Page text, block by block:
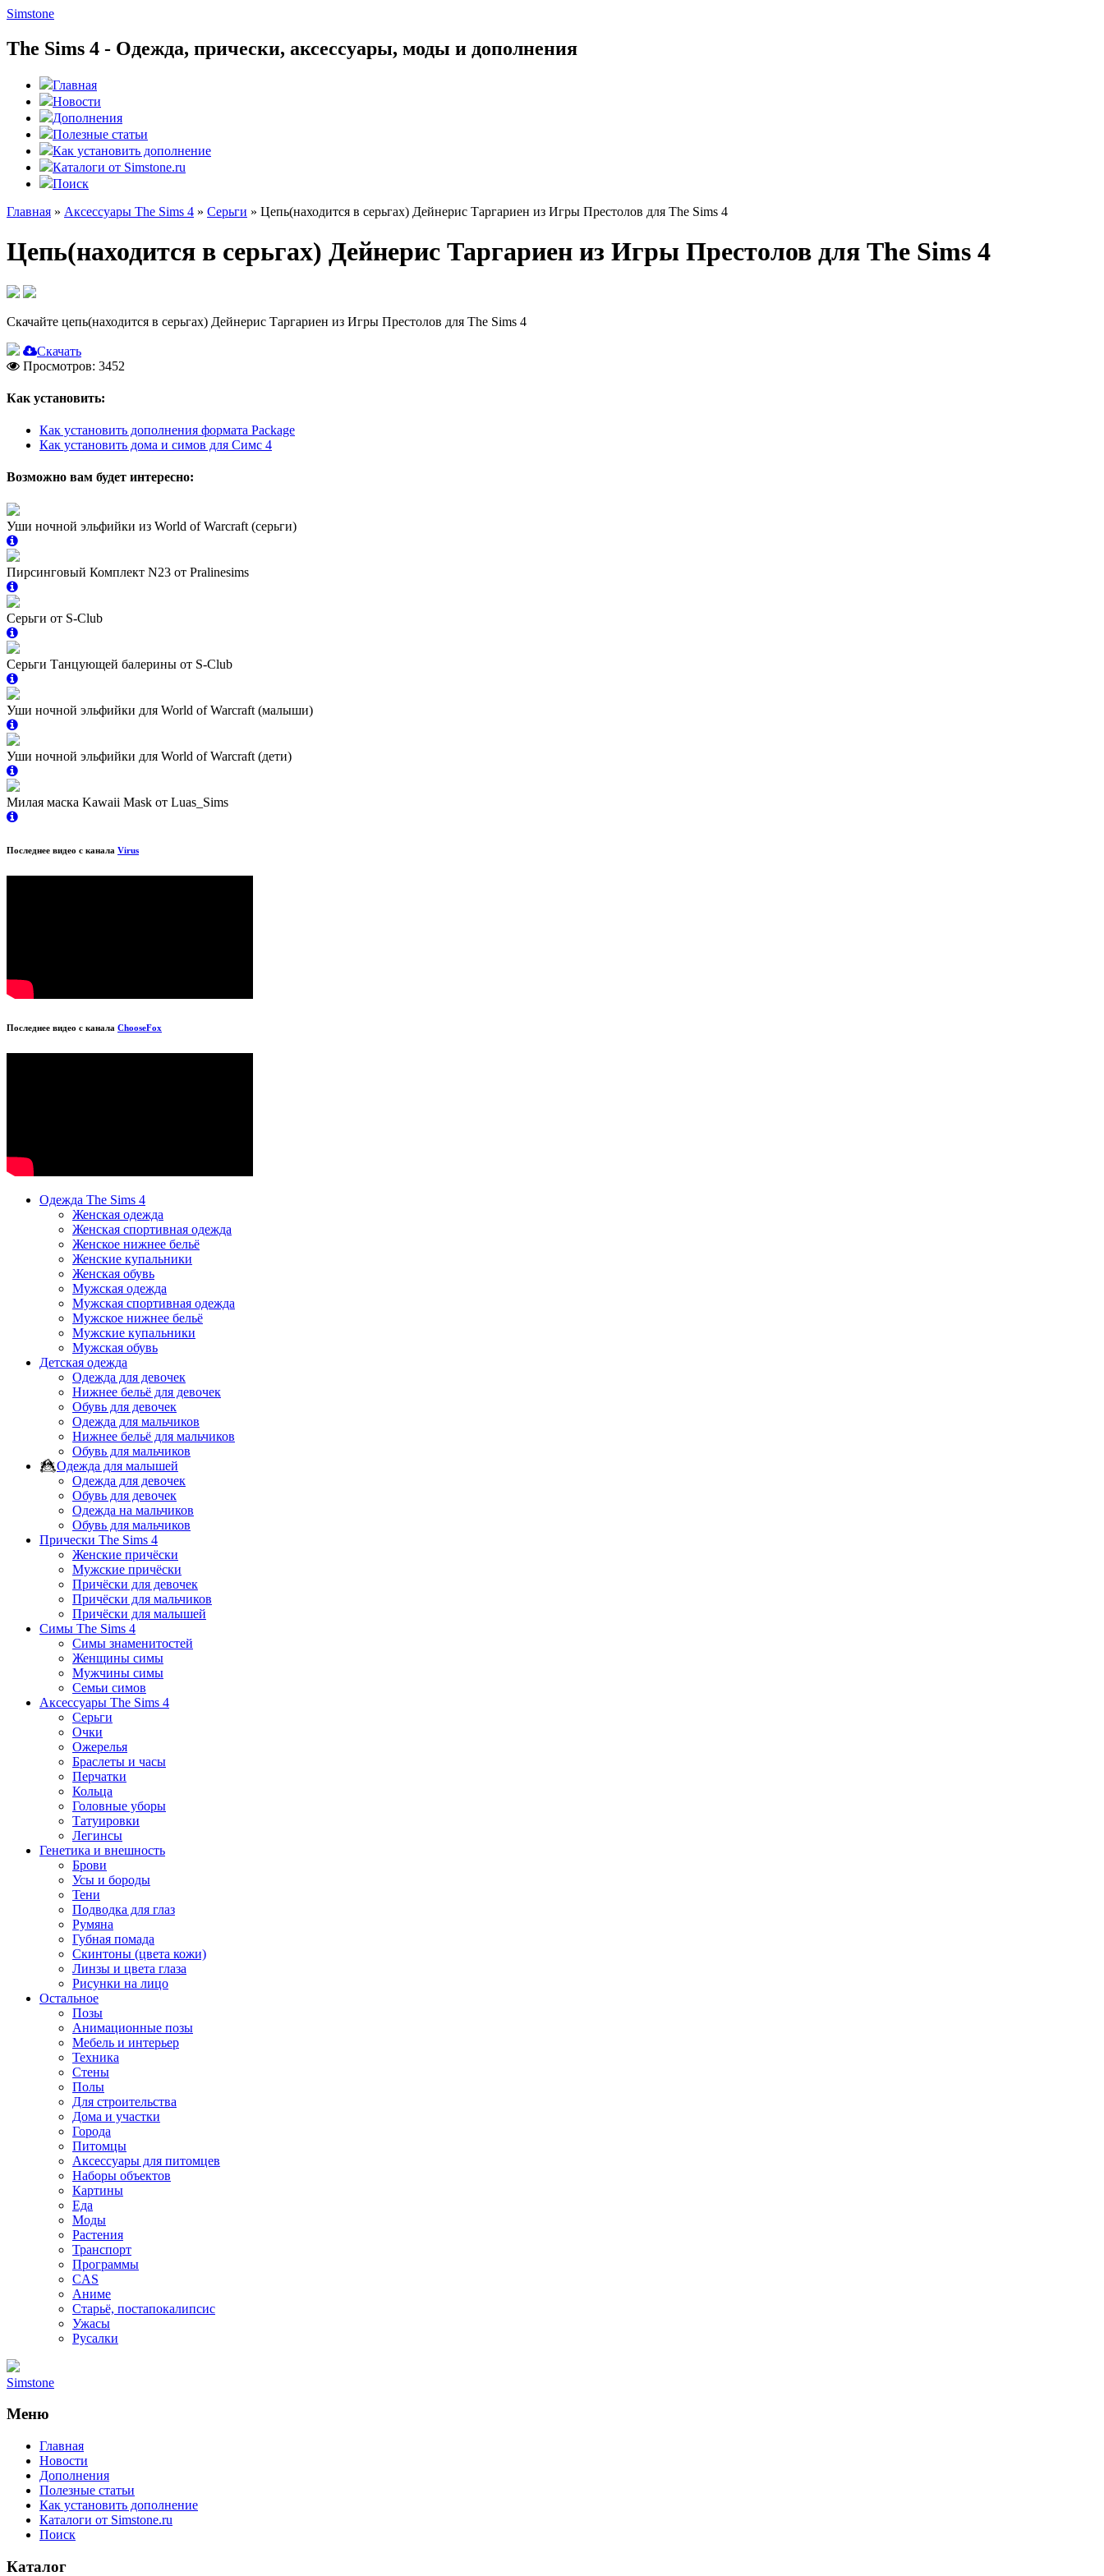
Simstone
The Sims 4 - Одежда, прически, аксессуары, моды и дополнения
Главная
Новости
Дополнения
Полезные статьи
Как установить дополнение
Каталоги от Simstone.ru
Поиск
Главная » Аксессуары The Sims 4 » Серьги » Цепь(находится в серьгах) Дейнерис Таргариен из Игры Престолов для The Sims 4
Цепь(находится в серьгах) Дейнерис Таргариен из Игры Престолов для The Sims 4
Скачайте цепь(находится в серьгах) Дейнерис Таргариен из Игры Престолов для The Sims 4
Скачать
Просмотров: 3452
Как установить:
Как установить дополнения формата Package
Как установить дома и симов для Симс 4
Возможно вам будет интересно:
Уши ночной эльфийки из World of Warcraft (серьги)
Пирсинговый Комплект N23 от Pralinesims
Серьги от S-Club
Серьги Танцующей балерины от S-Club
Уши ночной эльфийки для World of Warcraft (малыши)
Уши ночной эльфийки для World of Warcraft (дети)
Милая маска Kawaii Mask от Luas_Sims
Последнее видео с канала Virus
Последнее видео с канала ChooseFox
Одежда The Sims 4
Женская одежда
Женская спортивная одежда
Женское нижнее бельё
Женские купальники
Женская обувь
Мужская одежда
Мужская спортивная одежда
Мужское нижнее бельё
Мужские купальники
Мужская обувь
Детская одежда
Одежда для девочек
Нижнее бельё для девочек
Обувь для девочек
Одежда для мальчиков
Нижнее бельё для мальчиков
Обувь для мальчиков
Одежда для малышей
Одежда для девочек
Обувь для девочек
Одежда на мальчиков
Обувь для мальчиков
Прически The Sims 4
Женские причёски
Мужские причёски
Причёски для девочек
Причёски для мальчиков
Причёски для малышей
Симы The Sims 4
Симы знаменитостей
Женщины симы
Мужчины симы
Семьи симов
Аксессуары The Sims 4
Серьги
Очки
Ожерелья
Браслеты и часы
Перчатки
Кольца
Головные уборы
Татуировки
Легинсы
Генетика и внешность
Брови
Усы и бороды
Тени
Подводка для глаз
Румяна
Губная помада
Скинтоны (цвета кожи)
Линзы и цвета глаза
Рисунки на лицо
Остальное
Позы
Анимационные позы
Мебель и интерьер
Техника
Стены
Полы
Для строительства
Дома и участки
Города
Питомцы
Аксессуары для питомцев
Наборы объектов
Картины
Еда
Моды
Растения
Транспорт
Программы
CAS
Аниме
Старьё, постапокалипсис
Ужасы
Русалки
Simstone
Меню
Главная
Новости
Дополнения
Полезные статьи
Как установить дополнение
Каталоги от Simstone.ru
Поиск
Каталог